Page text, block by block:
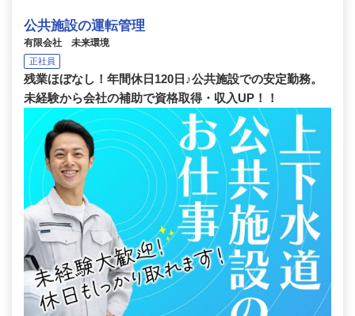
公共施設の運転管理
有限会社 未来環境
正社員
残業ほぼなし！年間休日120日♪公共施設での安定勤務。
未経験から会社の補助で資格取得・収入UP！！